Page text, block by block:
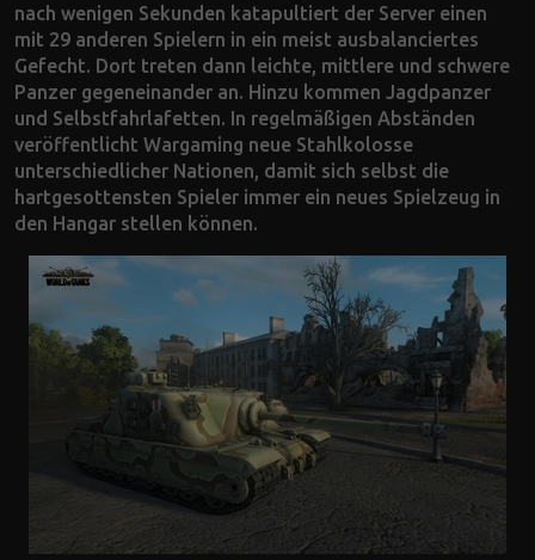
nach wenigen Sekunden katapultiert der Server einen
mit 29 anderen Spielern in ein meist ausbalanciertes
Gefecht. Dort treten dann leichte, mittlere und schwere
Panzer gegeneinander an. Hinzu kommen Jagdpanzer
und Selbstfahrlafetten. In regelmäßigen Abständen
veröffentlicht Wargaming neue Stahlkolosse
unterschiedlicher Nationen, damit sich selbst die
hartgesottensten Spieler immer ein neues Spielzeug in
den Hangar stellen können.